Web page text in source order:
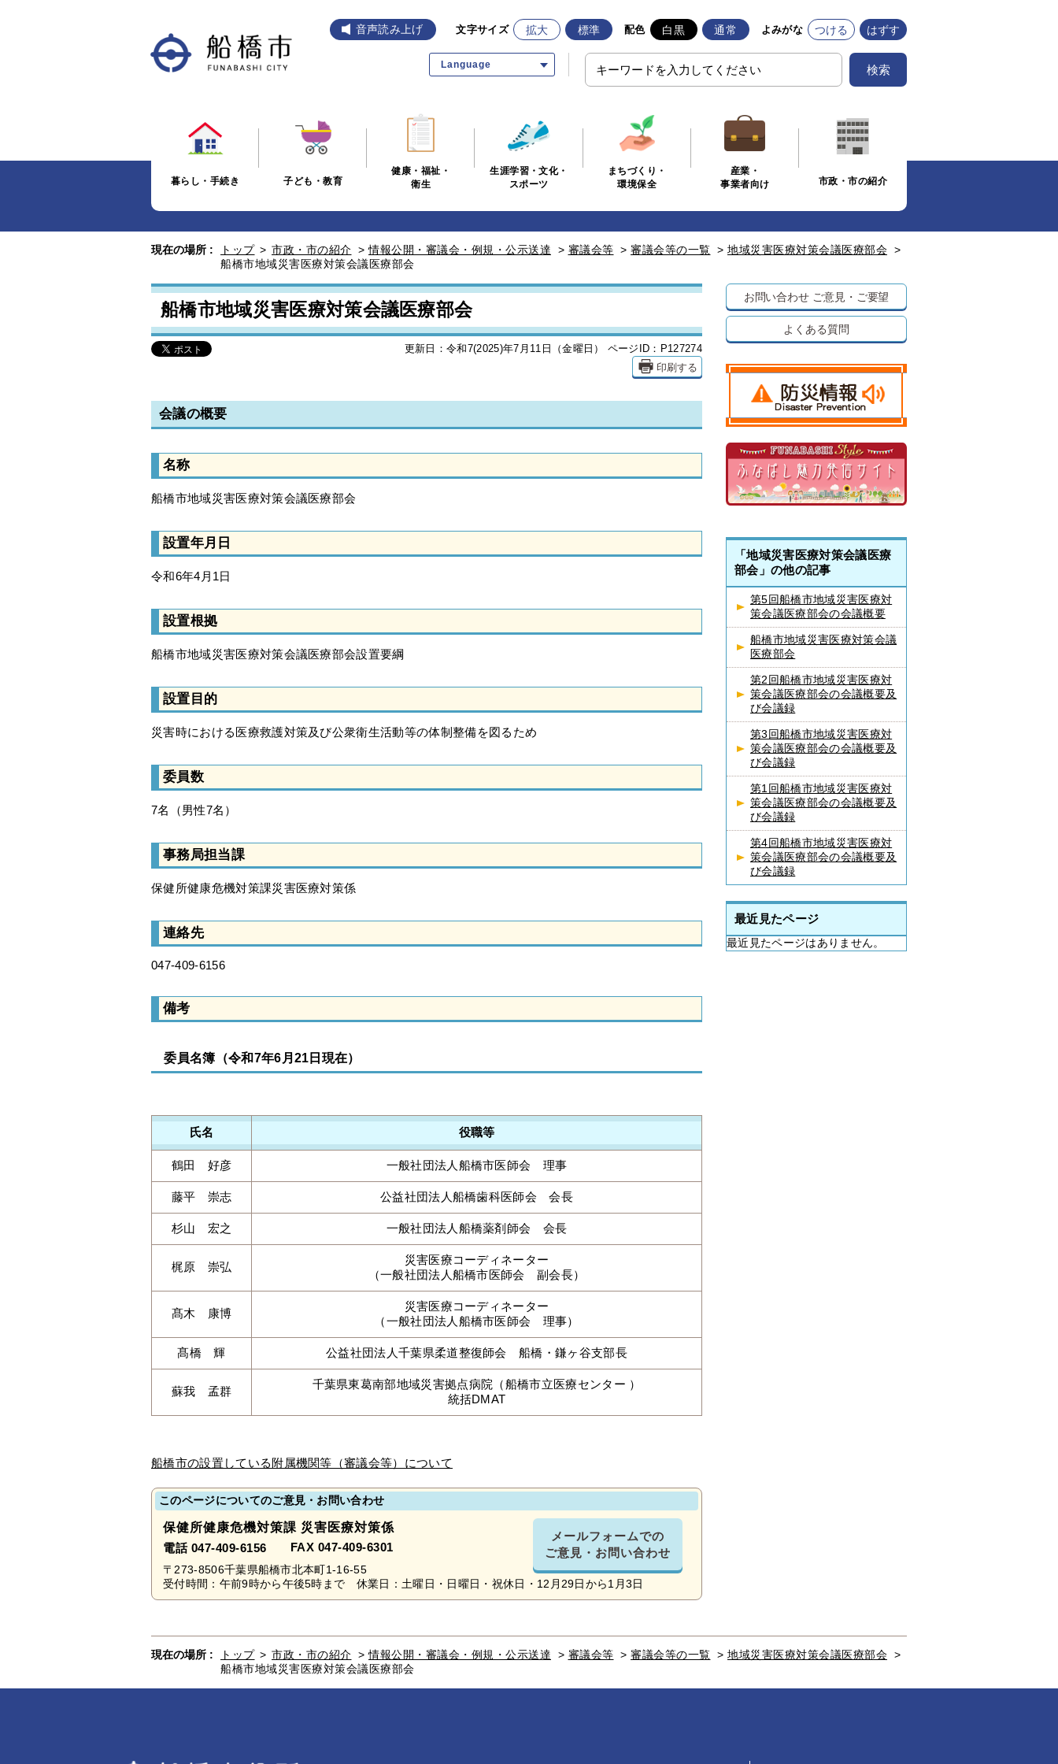
音声読み上げ 文字サイズ 拡大 標準 配色 白黒 通常 よみがな つける はずす
Language 検索
暮らし・手続き 子ども・教育
健康・福祉・
衛生
生涯学習・文化・
スポーツ
まちづくり・
環境保全
産業・
事業者向け
市政・市の紹介
現在の場所 : トップ > 市政・市の紹介 >情報公開・審議会・例規・公示送達 > 審議会等 > 審議会等の一覧 > 地域災害医療対策会議医療部会 >
船橋市地域災害医療対策会議医療部会
船橋市地域災害医療対策会議医療部会
更新日：令和7(2025)年7月11日（金曜日） ページID：P127274
印刷する
会議の概要
名称
船橋市地域災害医療対策会議医療部会
設置年月日
令和6年4月1日
設置根拠
船橋市地域災害医療対策会議医療部会設置要綱
設置目的
災害時における医療救護対策及び公衆衛生活動等の体制整備を図るため
委員数
7名（男性7名）
事務局担当課
保健所健康危機対策課災害医療対策係
連絡先
047-409-6156
備考
委員名簿（令和7年6月21日現在）
氏名 役職等
鶴田 好彦 一般社団法人船橋市医師会 理事
藤平 崇志 公益社団法人船橋歯科医師会 会長
杉山 宏之 一般社団法人船橋薬剤師会 会長
梶原 崇弘
災害医療コーディネーター
（一般社団法人船橋市医師会 副会長）
髙木 康博
災害医療コーディネーター
（一般社団法人船橋市医師会 理事）
髙橋 輝 公益社団法人千葉県柔道整復師会 船橋・鎌ヶ谷支部長
蘇我 孟群
千葉県東葛南部地域災害拠点病院（船橋市立医療センター ）
統括DMAT
船橋市の設置している附属機関等（審議会等）について
このページについてのご意見・お問い合わせ
保健所健康危機対策課 災害医療対策係
電話 047-409-6156 FAX 047-409-6301
メールフォームでの
ご意見・お問い合わせ
〒273-8506千葉県船橋市北本町1-16-55
受付時間：午前9時から午後5時まで 休業日：土曜日・日曜日・祝休日・12月29日から1月3日
お問い合わせ ご意見・ご要望
よくある質問
「地域災害医療対策会議医療
部会」の他の記事
第5回船橋市地域災害医療対
策会議医療部会の会議概要
船橋市地域災害医療対策会議
医療部会
第2回船橋市地域災害医療対
策会議医療部会の会議概要及
び会議録
第3回船橋市地域災害医療対
策会議医療部会の会議概要及
び会議録
第1回船橋市地域災害医療対
策会議医療部会の会議概要及
び会議録
第4回船橋市地域災害医療対
策会議医療部会の会議概要及
び会議録
最近見たページ
最近見たページはありません。
現在の場所 : トップ > 市政・市の紹介 >情報公開・審議会・例規・公示送達 > 審議会等 > 審議会等の一覧 > 地域災害医療対策会議医療部会 >
船橋市地域災害医療対策会議医療部会